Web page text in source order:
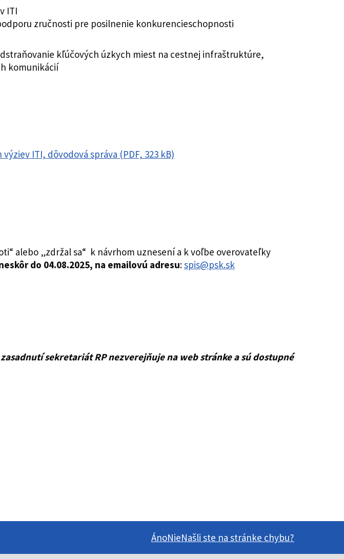
ITI
podporu zručnosti pre posilnenie konkurencieschopnosti
odstraňovanie kľúčových úzkych miest na cestnej infraštruktúre,
komunikácií
ITI, dôvodová správa (PDF, 323 kB)
alebo „zdržal sa“ k návrhom uznesení a k voľbe overovateľky
do 04.08.2025, na emailovú adresu:spis@psk.sk
sekretariát RP nezverejňuje na web stránke a sú dostupné
ÁnoNieNašli ste na stránke chybu?